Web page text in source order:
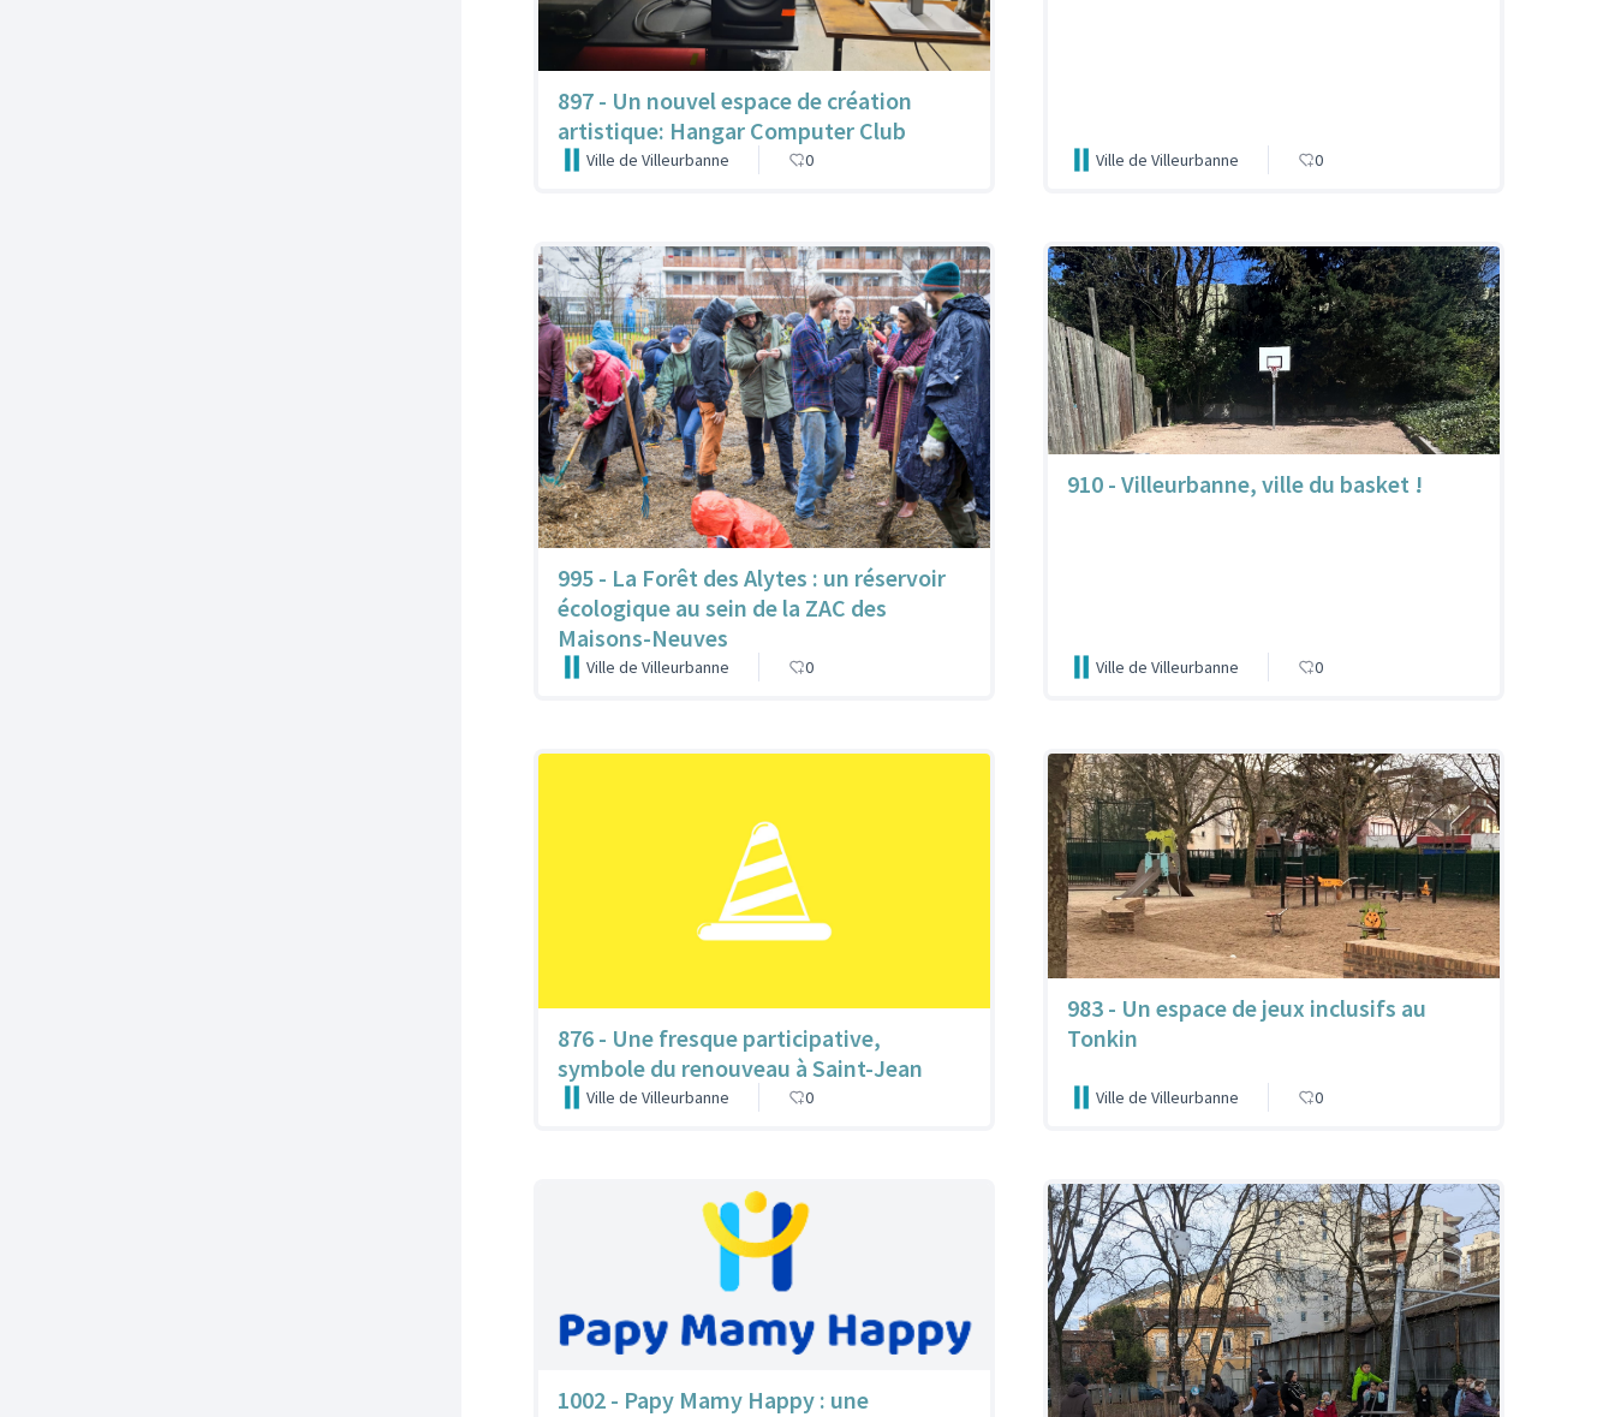
897 - Un nouvel espace de création
artistique: Hangar Computer Club
Ville de Villeurbanne 0 Ville de Villeurbanne 0
995 - La Forêt des Alytes : un réservoir
écologique au sein de la ZAC des
Maisons-Neuves
Ville de Villeurbanne 0
910 - Villeurbanne, ville du basket !
Ville de Villeurbanne 0
876 - Une fresque participative,
symbole du renouveau à Saint-Jean
Ville de Villeurbanne 0
983 - Un espace de jeux inclusifs au
Tonkin
Ville de Villeurbanne 0
1002 - Papy Mamy Happy : une